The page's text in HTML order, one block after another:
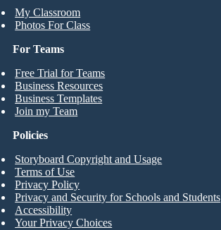
My Classroom
Photos For Class
For Teams
Free Trial for Teams
Business Resources
Business Templates
Join my Team
Policies
Storyboard Copyright and Usage
Terms of Use
Privacy Policy
Privacy and Security for Schools and Students
Accessibility
Your Privacy Choices